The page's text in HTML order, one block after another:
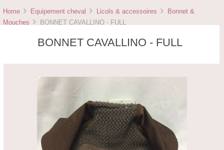
Home Equipement cheval Licols & accessoires
Bonnet &
Mouches
BONNET CAVALLINO - FULL
BONNET CAVALLINO - FULL